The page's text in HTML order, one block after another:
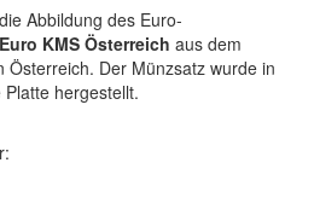
Abbildung des Euro-
KMS Österreich aus dem
Österreich. Der Münzsatz wurde in
hergestellt.